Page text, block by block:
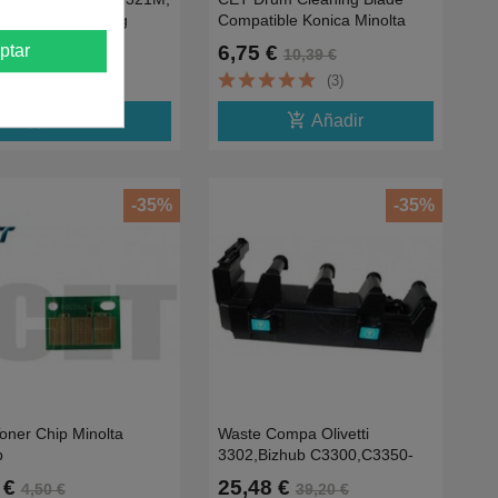
C224- 25K /514g
€
Compatible Konica Minolta
6,75 € 10,39 €
(3)
add_shopping_cart Añadir
Chip Minolta
4,50 €
-35%
Waste Compa Olivetti
3302,Bizhub C3300,C3350-
26.8KACDNWY1
25,48 € 39,20 €
-35%